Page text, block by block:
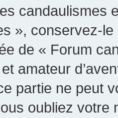
candaulismes
», conservez-
de « Forum
amateur
partie ne peut
oubliez votre